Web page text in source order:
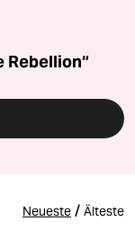
Rebellion“
Neueste / Älteste